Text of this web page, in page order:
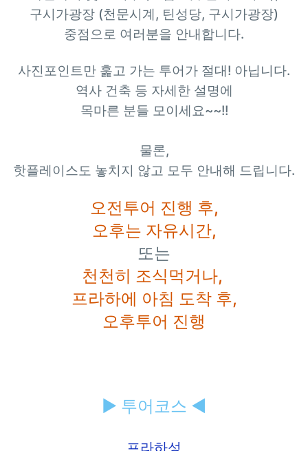
구시가광장 (천문시계, 틴성당, 구시가광장)
중점으로 여러분을 안내합니다.
사진포인트만 훑고 가는 투어가 절대! 아닙니다.
역사 건축 등 자세한 설명에
목마른 분들 모이세요~~!!
물론,
핫플레이스도 놓치지 않고 모두 안내해 드립니다.
오전투어 진행 후,
오후는 자유시간,
또는
천천히 조식먹거나,
프라하에 아침 도착 후,
오후투어 진행
▶ 투어코스 ◀